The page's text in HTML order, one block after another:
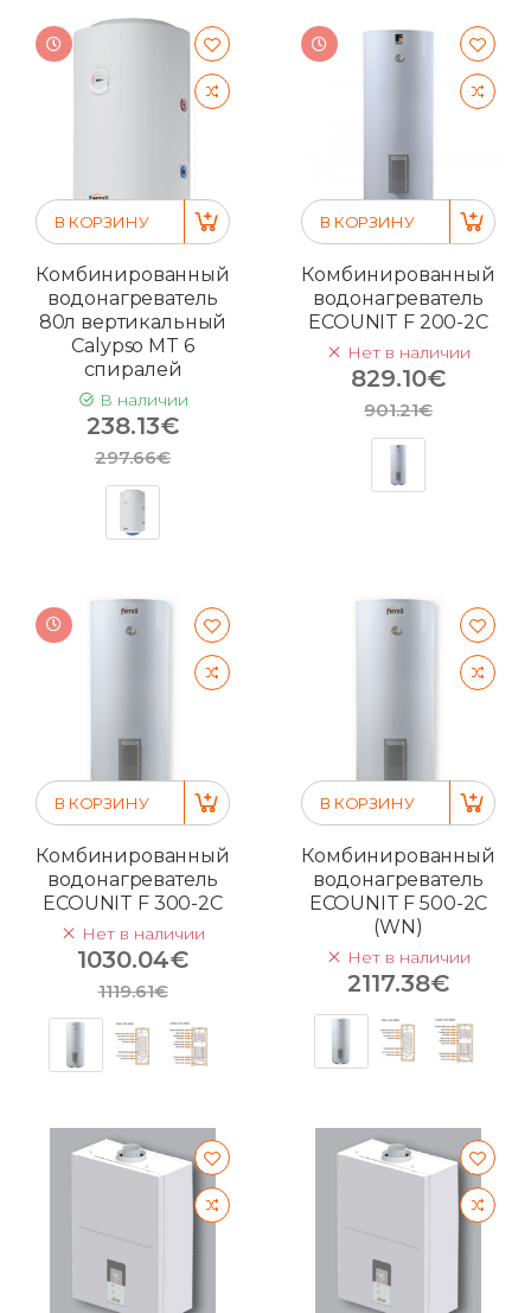
В КОРЗИНУ
Комбинированный
водонагреватель
80л вертикальный
Calypso MT 6
спиралей
В наличии
238.13€
297.66€
В КОРЗИНУ
Комбинированный
водонагреватель
ECOUNIT F 200-2C
Нет в наличии
829.10€
901.21€
В КОРЗИНУ
Комбинированный
водонагреватель
ECOUNIT F 300-2C
Нет в наличии
1030.04€
1119.61€
В КОРЗИНУ
Комбинированный
водонагреватель
ECOUNIT F 500-2C
(WN)
Нет в наличии
2117.38€